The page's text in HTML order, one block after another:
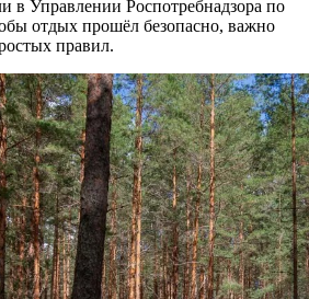
в Управлении Роспотребнадзора по
отдых прошёл безопасно, важно
правил.